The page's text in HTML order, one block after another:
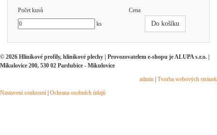
Počet kusů
Cena
ks
Do košíku
© 2026 Hliníkové profily, hliníkové plechy | Provozovatelem e-shopu je ALUPA s.r.o. |
Mikulovice 200, 530 02 Pardubice - Mikulovice
admin Tvorba webových stránek
Nastavení soukromí Ochrana osobních údajů